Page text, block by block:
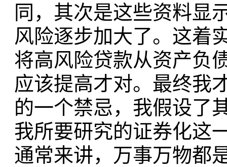
同，其次是这些资料显
风险逐步加大了。这着
将高风险贷款从资产负
应该提高才对。最终我
的一个禁忌，我假设了
我所要研究的证券化这
通常来讲，万事万物都